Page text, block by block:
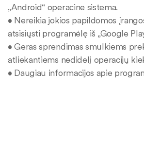
„Android“ operacine sistema.
• Nereikia jokios papildomos
atsisiųsti programėlę iš „Google
• Geras sprendimas smulkiems
atliekantiems nedidelį operacijų
• Daugiau informacijos apie